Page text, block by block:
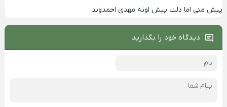
پیش منی اما دلت پیش اونه مهدی احمدوند
دیدگاه خود را بگذارید